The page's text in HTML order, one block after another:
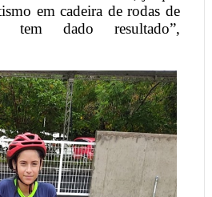
em cadeira de rodas de
dado resultado”,